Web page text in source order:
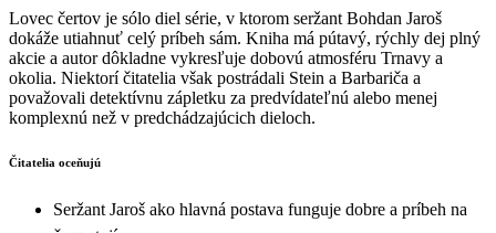
Lovec čertov je sólo diel série, v ktorom seržant Bohdan Jaroš
dokáže utiahnuť celý príbeh sám. Kniha má pútavý, rýchly dej plný
akcie a autor dôkladne vykresľuje dobovú atmosféru Trnavy a
okolia. Niektorí čitatelia však postrádali Stein a Barbariča a
považovali detektívnu zápletku za predvídateľnú alebo menej
komplexnú než v predchádzajúcich dieloch.
Čitatelia oceňujú
Seržant Jaroš ako hlavná postava funguje dobre a príbeh na